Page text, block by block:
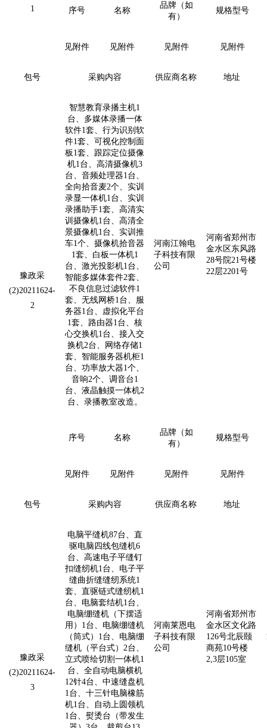
1
序号 名称
品牌（如
有）
规格型号
见附件 见附件 见附件 见附件
包号 采购内容 供应商名称 地址
豫政采
(2)20211624-
2
智慧教育录播主机1
台、多媒体录播一体
软件1套、行为识别软
件1套、可视化控制面
板1套、跟踪定位摄像
机1台、高清摄像机3
台、音频处理器1台、
全向拾音麦2个、实训
录显一体机1台、实训
录播助手1套、高清实
训摄像机1台、高清全
景摄像机1台、实训推
车1个、摄像机拾音器
1套、白板一体机1
台、激光投影机1台、
智能多媒体套件2套、
不良信息过滤软件1
套、无线网桥1台、服
务器1台、虚拟化平台
1套、路由器1台、核
心交换机1台、接入交
换机2台、网络存储1
套、智能服务器机柜1
台、功率放大器1个、
音响2个、调音台1
台、液晶触摸一体机2
台、录播教室改造。
河南江翰电
子科技有限
公司
河南省郑州市
金水区东风路
28号院21号楼
22层2201号
序号 名称
品牌（如
有）
规格型号
见附件 见附件 见附件 见附件
包号 采购内容 供应商名称 地址
豫政采
(2)20211624-
3
电脑平缝机87台、直
驱电脑四线包缝机6
台、高速电子平缝钉
扣缝纫机1台、电子平
缝曲折缝缝纫系统1
套、直驱链式缝纫机1
台、电脑套结机1台、
电脑绷缝机（下摆适
用）1台、电脑绷缝机
（筒式）1台、电脑绷
缝机（平台式） 2台、
立式喷绘切割一体机1
台、全自动电脑横机
12针4台、中速缝盘机
1台、十三针电脑橡筋
机1台、自动上 圆领机
1台、熨烫台（带发生
河南莱恩电
子科技有限
公司
河南省郑州市
金水区文化路
126号北辰颐
商苑10号楼
2,3层105室